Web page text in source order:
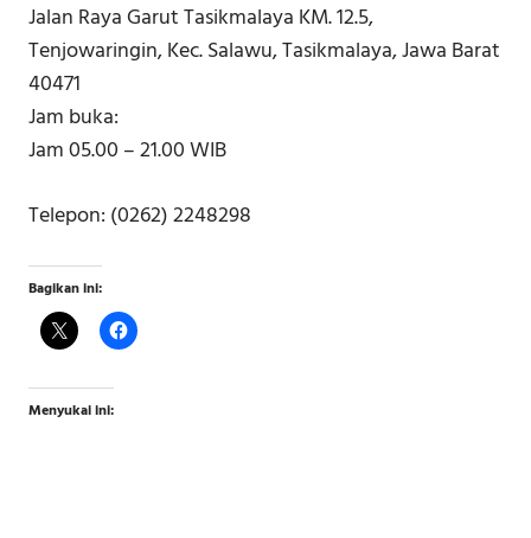
Jalan Raya Garut Tasikmalaya KM. 12.5,
Tenjowaringin, Kec. Salawu, Tasikmalaya, Jawa Barat
40471
Jam buka:
Jam 05.00 – 21.00 WIB
Telepon: (0262) 2248298
Bagikan ini:
Menyukai ini: